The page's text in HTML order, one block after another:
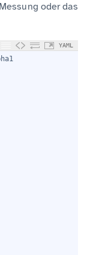
oder das
YAML